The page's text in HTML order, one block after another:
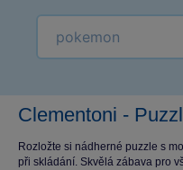
Clementoni -
Rozložte si nádherné puzzle s
při skládání. Skvělá zábava pro